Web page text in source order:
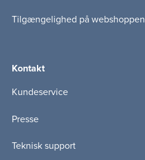
Tilgængelighed på webshoppen
Kontakt
Kundeservice
Presse
Teknisk support